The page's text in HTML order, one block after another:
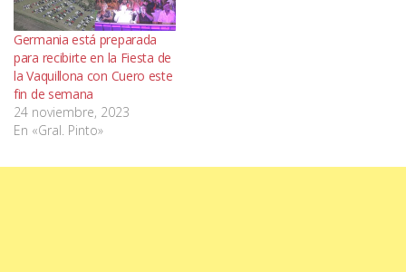
Germania está preparada
para recibirte en la Fiesta de
la Vaquillona con Cuero este
fin de semana
24 noviembre, 2023
En «Gral. Pinto»